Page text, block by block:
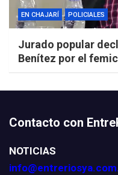
EN CHAJARÍ POLICIALES
Jurado popular
Benítez por el
Contacto con
NOTICIAS